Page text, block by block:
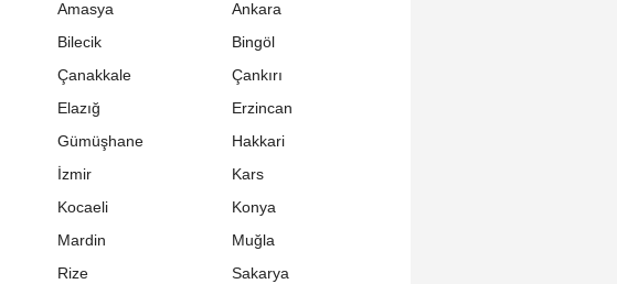
Amasya
Ankara
Bilecik
Bingöl
Çanakkale
Çankırı
Elazığ
Erzincan
Gümüşhane
Hakkari
İzmir
Kars
Kocaeli
Konya
Mardin
Muğla
Rize
Sakarya